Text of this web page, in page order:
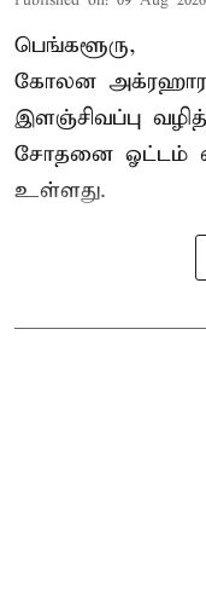
பெங்களூரு,
கோலன
இளஞ்சிவப்பு
சோதனை ஓட்டம்
உள்ளது.